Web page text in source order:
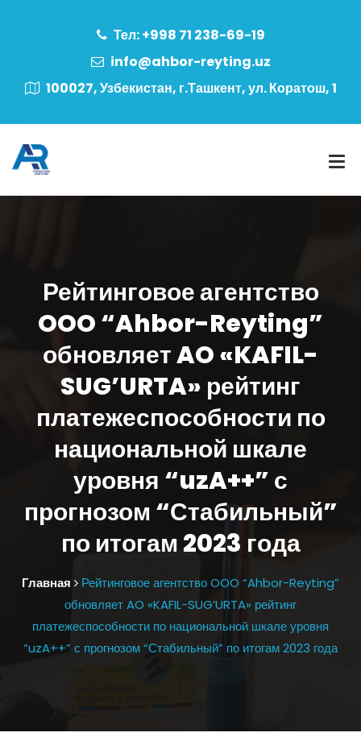
Тел: +998 71 238-69-19
info@ahbor-reyting.uz
100027, Узбекистан, г.Ташкент, ул. Коратош, 1
Рейтинговое агентство
OOO “Ahbor-Reyting”
обновляет AO «KAFIL-
SUG’URTA» рейтинг
платежеспособности по
национальной шкале
уровня “uzA++” с
прогнозом “Стабильный”
по итогам 2023 года
Главная
Рейтинговое агентство OOO “Ahbor-Reyting”
обновляет AO «KAFIL-SUG’URTA» рейтинг
платежеспособности по национальной шкале уровня
“uzA++” с прогнозом “Стабильный” по итогам 2023 года